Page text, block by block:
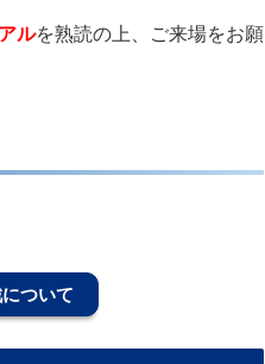
ルを熟読の上、ご来場をお願
ついて